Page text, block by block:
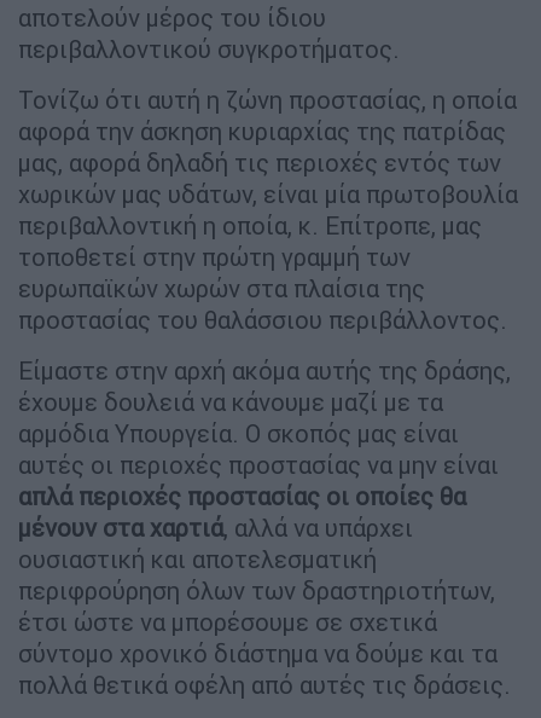
αποτελούν μέρος του ίδιου
περιβαλλοντικού συγκροτήματος.
Τονίζω ότι αυτή η ζώνη προστασίας, η οποία
αφορά την άσκηση κυριαρχίας της πατρίδας
μας, αφορά δηλαδή τις περιοχές εντός των
χωρικών μας υδάτων, είναι μία πρωτοβουλία
περιβαλλοντική η οποία, κ. Επίτροπε, μας
τοποθετεί στην πρώτη γραμμή των
ευρωπαϊκών χωρών στα πλαίσια της
προστασίας του θαλάσσιου περιβάλλοντος.
Είμαστε στην αρχή ακόμα αυτής της δράσης,
έχουμε δουλειά να κάνουμε μαζί με τα
αρμόδια Υπουργεία. Ο σκοπός μας είναι
αυτές οι περιοχές προστασίας να μην είναι
απλά περιοχές προστασίας οι οποίες θα
μένουν στα χαρτιά, αλλά να υπάρχει
ουσιαστική και αποτελεσματική
περιφρούρηση όλων των δραστηριοτήτων,
έτσι ώστε να μπορέσουμε σε σχετικά
σύντομο χρονικό διάστημα να δούμε και τα
πολλά θετικά οφέλη από αυτές τις δράσεις.